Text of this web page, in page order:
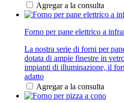
Agregar a la consulta
Forno per pane elettrico a
La nostra serie di forni per
dotata di ampie finestre in
impianti di illuminazione, il
adatto
Agregar a la consulta